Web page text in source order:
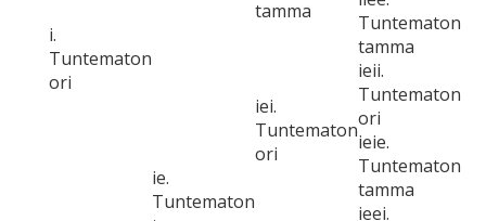
i.
Tuntematon
ori
tamma
Tuntematon
tamma
ie.
Tuntematon
iei.
Tuntematon
ori
ieii.
Tuntematon
ori
ieie.
Tuntematon
tamma
ieei.